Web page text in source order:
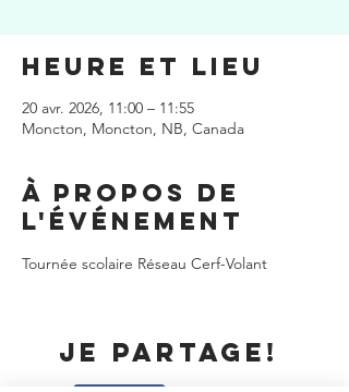
Heure et lieu
20 avr. 2026, 11:00 – 11:55
Moncton, Moncton, NB, Canada
À propos de
l'événement
Tournée scolaire Réseau Cerf-Volant
Je partage!